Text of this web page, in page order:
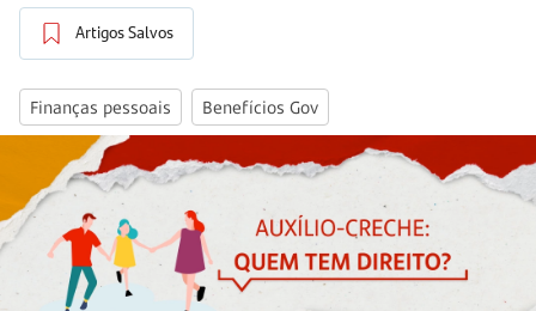
Artigos Salvos
Finanças pessoais Benefícios Gov